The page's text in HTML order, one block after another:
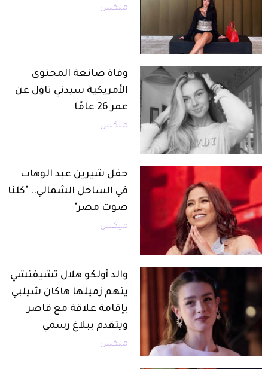
ميكس
وفاة صانعة المحتوى
الأمريكية سيدني تاول عن
عمر 26 عامًا
ميكس
حفل شيرين عبد الوهاب
في الساحل الشمالي.. "كلنا
صوت مصر"
ميكس
والد أولكو هلال تشيفتشي
يتهم زميلها هاكان شيلبي
بإقامة علاقة مع قاصر
ويتقدم ببلاغ رسمي
ميكس